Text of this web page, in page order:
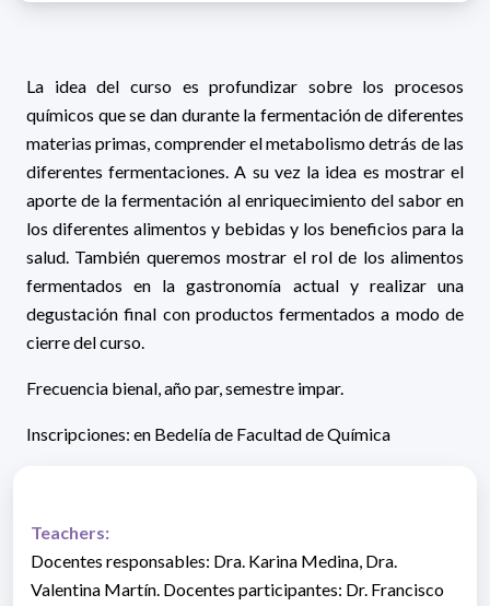
La idea del curso es profundizar sobre los procesos
químicos que se dan durante la fermentación de diferentes
materias primas, comprender el metabolismo detrás de las
diferentes fermentaciones. A su vez la idea es mostrar el
aporte de la fermentación al enriquecimiento del sabor en
los diferentes alimentos y bebidas y los beneficios para la
salud. También queremos mostrar el rol de los alimentos
fermentados en la gastronomía actual y realizar una
degustación final con productos fermentados a modo de
cierre del curso.
Frecuencia bienal, año par, semestre impar.
Inscripciones: en Bedelía de Facultad de Química
Teachers:
Docentes responsables: Dra. Karina Medina, Dra.
Valentina Martín. Docentes participantes: Dr. Francisco